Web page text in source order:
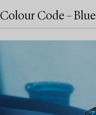
Colour Code – Blue